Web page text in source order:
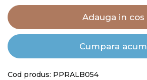
Adauga in cos
Cumpara acum
Cod produs: PPRALB054